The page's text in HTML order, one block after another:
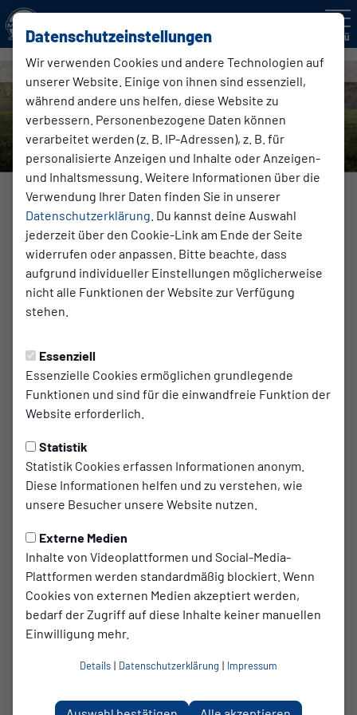
Datenschutzeinstellungen
Wir verwenden Cookies und andere Technologien auf
unserer Website. Einige von ihnen sind essenziell,
während andere uns helfen, diese Website zu
verbessern. Personenbezogene Daten können
verarbeitet werden (z. B. IP-Adressen), z. B. für
personalisierte Anzeigen und Inhalte oder Anzeigen-
und Inhaltsmessung. Weitere Informationen über die
Verwendung Ihrer Daten finden Sie in unserer
Datenschutzerklärung . Du kannst deine Auswahl
jederzeit über den Cookie-Link am Ende der Seite
widerrufen oder anpassen. Bitte beachte, dass
aufgrund individueller Einstellungen möglicherweise
nicht alle Funktionen der Website zur Verfügung
stehen.
Essenziell
Essenzielle Cookies ermöglichen grundlegende
Funktionen und sind für die einwandfreie Funktion der
Website erforderlich.
Statistik
Statistik Cookies erfassen Informationen anonym.
Diese Informationen helfen und zu verstehen, wie
unsere Besucher unsere Website nutzen.
Externe Medien
Inhalte von Videoplattformen und Social-Media-
Plattformen werden standardmäßig blockiert. Wenn
Cookies von externen Medien akzeptiert werden,
bedarf der Zugriff auf diese Inhalte keiner manuellen
Einwilligung mehr.
Details | Datenschutzerklärung | Impressum
Menü
Mittwoch, 16.08.2023 14:00 Uhr
5. Wattextra-Inklusionscup
am 30.09.2023
Am 30.09.2023 ist es mal wieder soweit. Trotz der
Einschränkungen im heimischen Tekloth-Solar-Stadion
veranstaltet der SC TuB-Mussum 1926 e.V. den 5.
WattExtra-Inklusionsliga-Cup.
Das Turnier findet jedes Jahr im Rahmen des
Turnierkalender des Fußballverbandes Niederrhein statt.
"Ich freue mich auf das Turnier. Wir werden auf viele alte
Bekannte treffen", sagt Maik Elting (Vorstandsvorsitzender
des Fördervereins Inklusio). Das wird wie immer ein ganz
besonderes Event. Es wird nur Gewinner geben!"
PS: Wir werden weiter berichten (Anm. die Redaktion)